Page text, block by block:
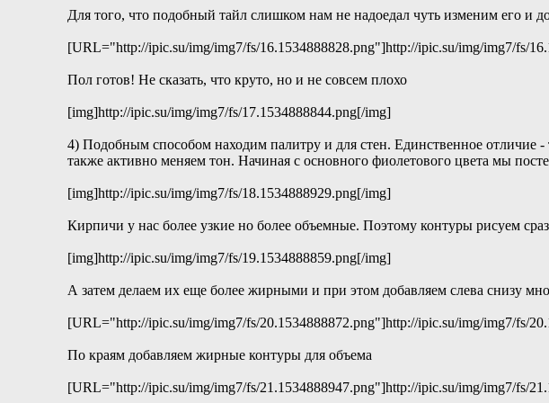
Для того, что подобный тайл слишком нам не надоедал чуть изменим его и
[URL="http://ipic.su/img/img7/fs/16.1534888828.png"]http://ipic.su/img/img7/fs/
Пол готов! Не сказать, что круто, но и не совсем плохо
[img]http://ipic.su/img/img7/fs/17.1534888844.png[/img]
4) Подобным способом находим палитру и для стен. Единственное отличие
также активно меняем тон. Начиная с основного фиолетового цвета мы
[img]http://ipic.su/img/img7/fs/18.1534888929.png[/img]
Кирпичи у нас более узкие но более объемные. Поэтому контуры рисуем
[img]http://ipic.su/img/img7/fs/19.1534888859.png[/img]
А затем делаем их еще более жирными и при этом добавляем слева снизу
[URL="http://ipic.su/img/img7/fs/20.1534888872.png"]http://ipic.su/img/img7/fs/
По краям добавляем жирные контуры для объема
[URL="http://ipic.su/img/img7/fs/21.1534888947.png"]http://ipic.su/img/img7/fs/